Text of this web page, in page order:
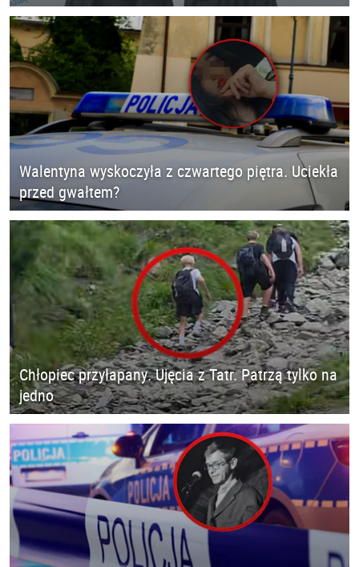
Walentyna wyskoczyła z czwartego piętra. Uciekła
przed gwałtem?
Chłopiec przyłapany. Ujęcia z Tatr. Patrzą tylko na
jedno